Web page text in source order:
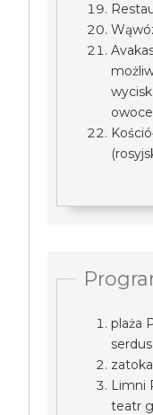
plaża
Limni
teatr